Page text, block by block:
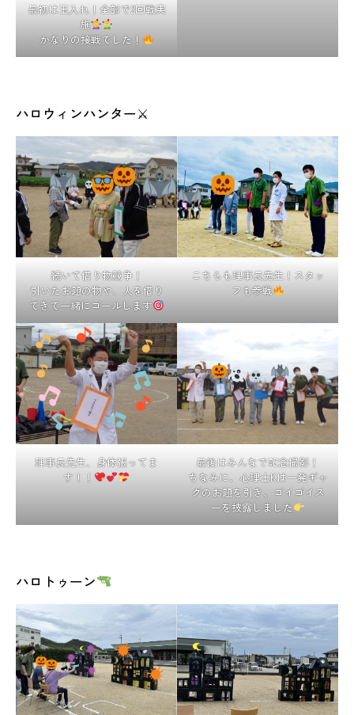
最初は玉入れ！全部で2回戦実
施
かなりの接戦でした！
ハロウィンハンター⚔
続いて借り物競争！
引いたお題の物や、人を借り
てきて一緒にゴールします
こちらも理事長先生！スタッ
フも参戦
理事長先生、身体張ってま
す！！
最後はみんなで記念撮影！
ちなみに、心理士Kは一発ギャ
グのお題を引き、ゴイゴイス
ーを披露しました
ハロトゥーン